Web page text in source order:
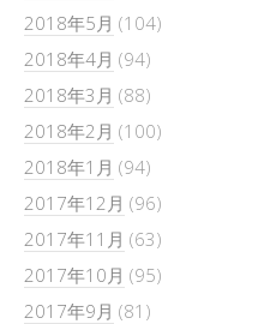
2018年5月 (104)
2018年4月 (94)
2018年3月 (88)
2018年2月 (100)
2018年1月 (94)
2017年12月 (96)
2017年11月 (63)
2017年10月 (95)
2017年9月 (81)